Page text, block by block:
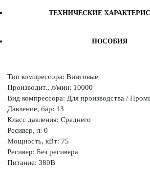
ТЕХНИЧЕСКИЕ
ПОСОБИЯ
Тип компрессора: Винтовые
Производит., л/мин: 10000
Вид компрессора: Для производства /
Давление, бар: 13
Класс давления: Среднего
Ресивер, л: 0
Мощность, кВт: 75
Ресивер: Без ресивера
Питание: 380В